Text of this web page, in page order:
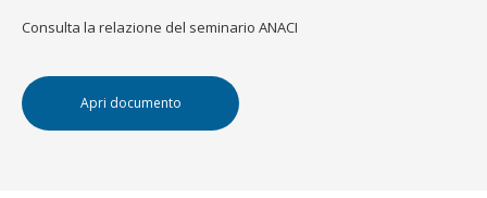
Consulta la relazione del seminario ANACI
Apri documento